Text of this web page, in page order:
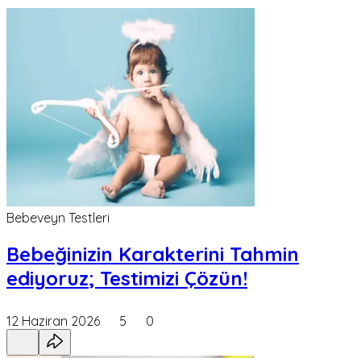
Bebeveyn Testleri
Bebeğinizin Karakterini Tahmin
ediyoruz; Testimizi Çözün!
12 Haziran 2026 5 0